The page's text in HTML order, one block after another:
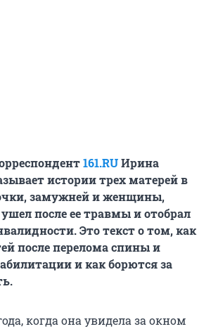
161.RUИрина
истории трех матерей в
замужней и женщины,
после ее травмы и отобрал
Это текст о том, как
после перелома спины и
и как борются за
когда она увидела за окном